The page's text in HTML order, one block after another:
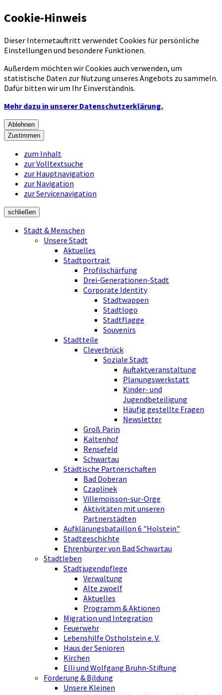
Cookie-Hinweis
Dieser Internetauftritt verwendet Cookies für persönliche
Einstellungen und besondere Funktionen.
Außerdem möchten wir Cookies auch verwenden, um
statistische Daten zur Nutzung unseres Angebots zu sammeln.
Dafür bitten wir um Ihr Einverständnis.
Mehr dazu in unserer Datenschutzerklärung.
Ablehnen
Zustimmen
zum Inhalt
zur Volltextsuche
zur Hauptnavigation
zur Navigation
zur Servicenavigation
schließen
Stadt & Menschen
Unsere Stadt
Aktuelles
Stadtportrait
Profilschärfung
Drei-Generationen-Stadt
Corporate Identity
Stadtwappen
Stadtlogo
Stadtflagge
Souvenirs
Stadtteile
Cleverbrück
Soziale Stadt
Auftaktveranstaltung
Planungswerkstatt
Kinder- und
Jugendbeteiligung
Häufig gestellte Fragen
Newsletter
Groß Parin
Kaltenhof
Rensefeld
Schwartau
Städtische Partnerschaften
Bad Doberan
Czaplinek
Villemoisson-sur-Orge
Aktivitäten mit unseren
Partnerstädten
Aufklärungsbataillon 6 "Holstein"
Stadtgeschichte
Ehrenbürger von Bad Schwartau
Stadtleben
Stadtjugendpflege
Verwaltung
Alte zwoelf
Aktuelles
Programm & Aktionen
Migration und Integration
Feuerwehr
Lebenshilfe Ostholstein e. V.
Haus der Senioren
Kirchen
Elli und Wolfgang Bruhn-Stiftung
Förderung & Bildung
Unsere Kleinen